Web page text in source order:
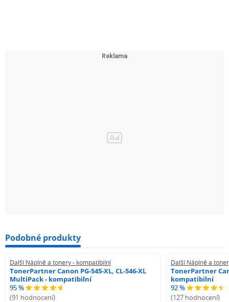
Podobné produkty
Další Náplně a tonery - kompatibilní
TonerPartner Canon PG-545-XL, CL-546-XL
MultiPack - kompatibilní
95 %
(91 hodnocení)
Další Náplně a
TonerPartner
kompatibilní
92 %
(127 hodnocení)